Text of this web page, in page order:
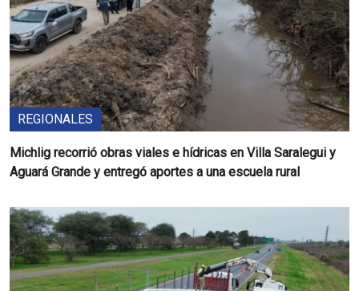
REGIONALES
Michlig recorrió obras viales e hídricas en Villa Saralegui y
Aguará Grande y entregó aportes a una escuela rural